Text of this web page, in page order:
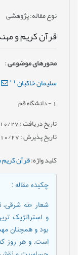
نوع مقاله: پژوهشی
قرآن کریم و
محورهای موضوعی:
سلیمان خاکبان *
- دانشگاه قم
تاریخ دریافت : 1394/10/27
تاریخ پذیرش : 1394/10/27
کلید واژه:قرآن کریم
چکیده مقاله:
شعار «نه شرقی،
و استراتژیک
بود و همچنان
است. و هر روز